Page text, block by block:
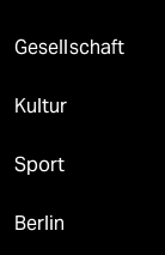
Gesellschaft
Kultur
Sport
Berlin